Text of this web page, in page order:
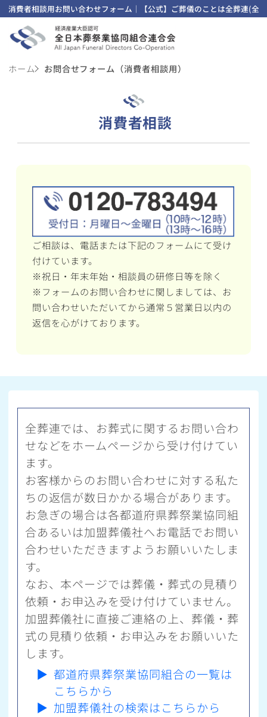
消費者相談用お問い合わせフォーム｜【公式】ご葬儀のことは全葬連(全
ホーム お問合せフォーム（消費者相談用）
消費者相談
ご相談は、電話または下記のフォームにて受け
付けています。
※祝日・年末年始・相談員の研修日等を除く
※フォームのお問い合わせに関しましては、お
問い合わせいただいてから通常５営業日以内の
返信を心がけております。
全葬連では、お葬式に関するお問い合わ
せなどをホームページから受け付けてい
ます。
お客様からのお問い合わせに対する私た
ちの返信が数日かかる場合があります。
お急ぎの場合は各都道府県葬祭業協同組
合あるいは加盟葬儀社へお電話でお問い
合わせいただきますようお願いいたしま
す。
なお、本ページでは葬儀・葬式の見積り
依頼・お申込みを受け付けていません。
加盟葬儀社に直接ご連絡の上、葬儀・葬
式の見積り依頼・お申込みをお願いいた
します。
▶ 都道府県葬祭業協同組合の一覧は
こちらから
▶ 加盟葬儀社の検索はこちらから